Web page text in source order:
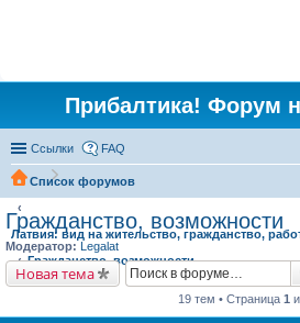
Прибалтика! Форум
Ссылки FAQ
Список форумов
Латвия: вид на жительство, гражданство,
Гражданство, возможности
Гражданство, возможности
Модератор: Legalat
Новая тема
19 тем • Страница 1